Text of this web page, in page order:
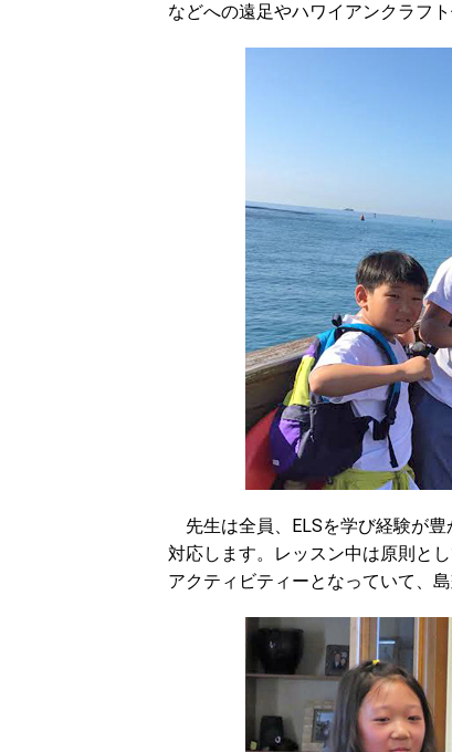
などへの遠足やハワイアンクラフ
先生は全員、ELSを学び経験が豊
対応します。レッスン中は原則と
アクティビティーとなっていて、